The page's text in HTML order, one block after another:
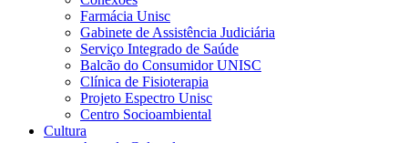
Farmácia Unisc
Gabinete de Assistência Judiciária
Serviço Integrado de Saúde
Balcão do Consumidor UNISC
Clínica de Fisioterapia
Projeto Espectro Unisc
Centro Socioambiental
Cultura